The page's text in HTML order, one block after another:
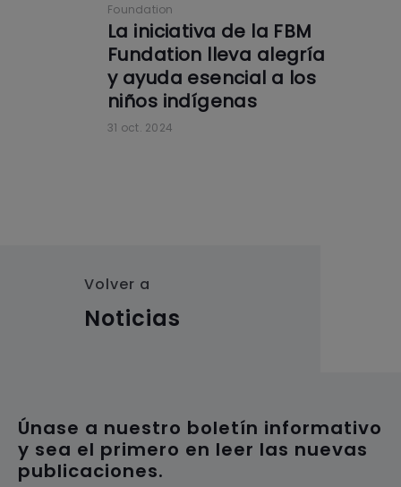
Foundation
La iniciativa de la FBM
Fundation lleva alegría
y ayuda esencial a los
niños indígenas
31 oct. 2024
Volver a
Noticias
Únase a nuestro boletín informativo
y sea el primero en leer las nuevas
publicaciones.